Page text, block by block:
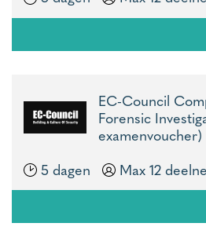
EC-Council
Forensic
examenvoucher)
5 dagen
Max 12